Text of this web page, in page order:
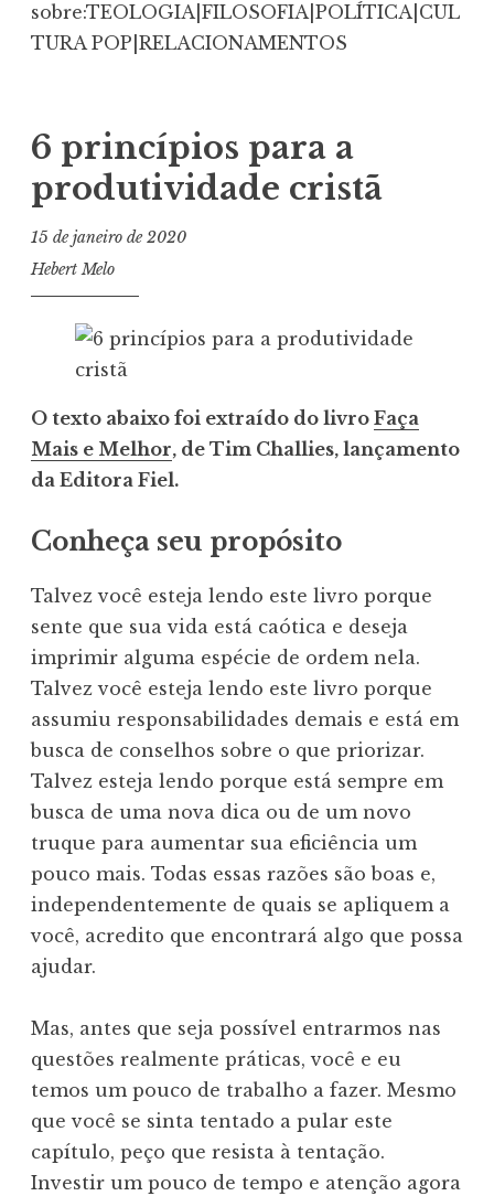
sobre:TEOLOGIA|FILOSOFIA|POLÍTICA|CUL
TURA POP|RELACIONAMENTOS
6 princípios para a
produtividade cristã
15 de janeiro de 2020
Hebert Melo
O texto abaixo foi extraído do livro Faça
Mais e Melhor, de Tim Challies, lançamento
da Editora Fiel.
Conheça seu propósito
Talvez você esteja lendo este livro porque
sente que sua vida está caótica e deseja
imprimir alguma espécie de ordem nela.
Talvez você esteja lendo este livro porque
assumiu responsabilidades demais e está em
busca de conselhos sobre o que priorizar.
Talvez esteja lendo porque está sempre em
busca de uma nova dica ou de um novo
truque para aumentar sua eficiência um
pouco mais. Todas essas razões são boas e,
independentemente de quais se apliquem a
você, acredito que encontrará algo que possa
ajudar.
Mas, antes que seja possível entrarmos nas
questões realmente práticas, você e eu
temos um pouco de trabalho a fazer. Mesmo
que você se sinta tentado a pular este
capítulo, peço que resista à tentação.
Investir um pouco de tempo e atenção agora